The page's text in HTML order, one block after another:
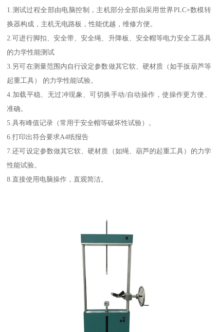
1.测试过程全部由电脑控制，主机部分全部由采用世界PLC+数模转
换器构成，主机无电路板，性能优越，维修方便。
2.可进行脚扣、安全带、安全绳、升降板、安全帽等电力安全工器具
的力学性能测试
3.另可在测量范围内自行设定参数做其它软、硬材质（如手扳葫芦等
起重工具） 的力学性能试验。
4.加载平稳、无过冲现象、可切换手动/自动操作，使操作更方便、
准确。
5.具有峰值记录（常用于安全帽等破坏性试验）。
6.打印出符合要求A4纸报告
7.还可设定参数做其它软、硬材质（如绳、葫芦的起重工具）的力学
性能试验。
8.直接使用电脑操作，直观简洁。